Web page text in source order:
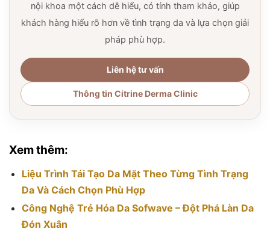
nội khoa một cách dễ hiểu, có tính tham khảo, giúp
khách hàng hiểu rõ hơn về tình trạng da và lựa chọn giải
pháp phù hợp.
Liên hệ tư vấn
Thông tin Citrine Derma Clinic
Xem thêm:
Liệu Trình Tái Tạo Da Mặt Theo Từng Tình Trạng
Da Và Cách Chọn Phù Hợp
Công Nghệ Trẻ Hóa Da Sofwave – Đột Phá Làn Da
Đón Xuân